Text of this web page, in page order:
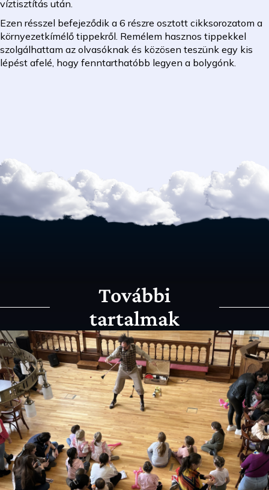
víztisztítás után.
Ezen résszel befejeződik a 6 részre osztott cikksorozatom a
környezetkímélő tippekről. Remélem hasznos tippekkel
szolgálhattam az olvasóknak és közösen teszünk egy kis
lépést afelé, hogy fenntarthatóbb legyen a bolygónk.
További
tartalmak